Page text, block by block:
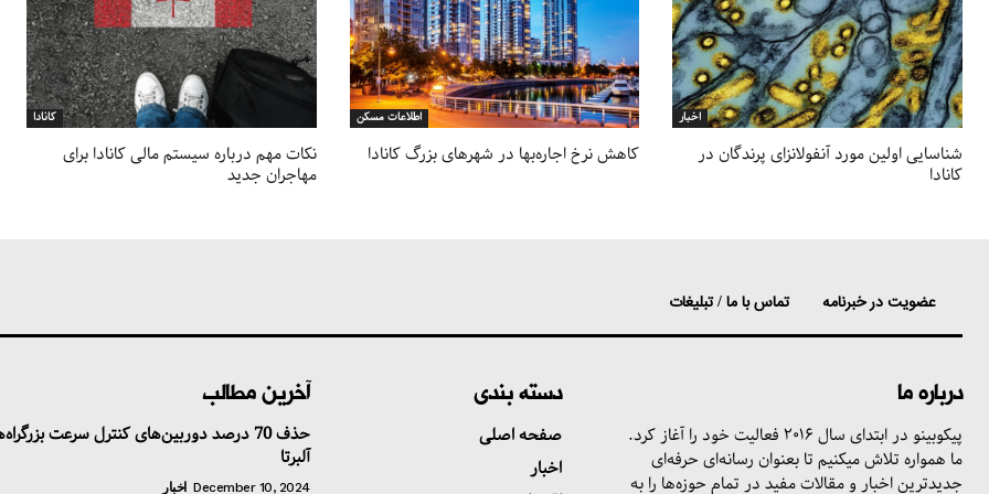
کانادا
نکات مهم درباره سیستم مالی کانادا برای
مهاجران جدید
اطلاعات مسکن
کاهش نرخ اجاره‌بها در شهرهای بزرگ کانادا
اخبار
شناسایی اولین مورد آنفولانزای پرندگان در
کانادا
تماس با ما / تبلیغات عضویت در خبرنامه
آخرین مطالب
حذف 70 درصد دوربین‌های کنترل سرعت
آلبرتا
اخبار December 10, 2024
دسته بندی
صفحه اصلی
اخبار
درباره ما
پیکوبینو در ابتدای سال ۲۰۱۶ فعالیت خود را آغاز کرد.
ما همواره تلاش میکنیم تا بعنوان رسانه‌ای حرفه‌ای
جدیدترین اخبار و مقالات مفید در تمام حوزه‌ها را به